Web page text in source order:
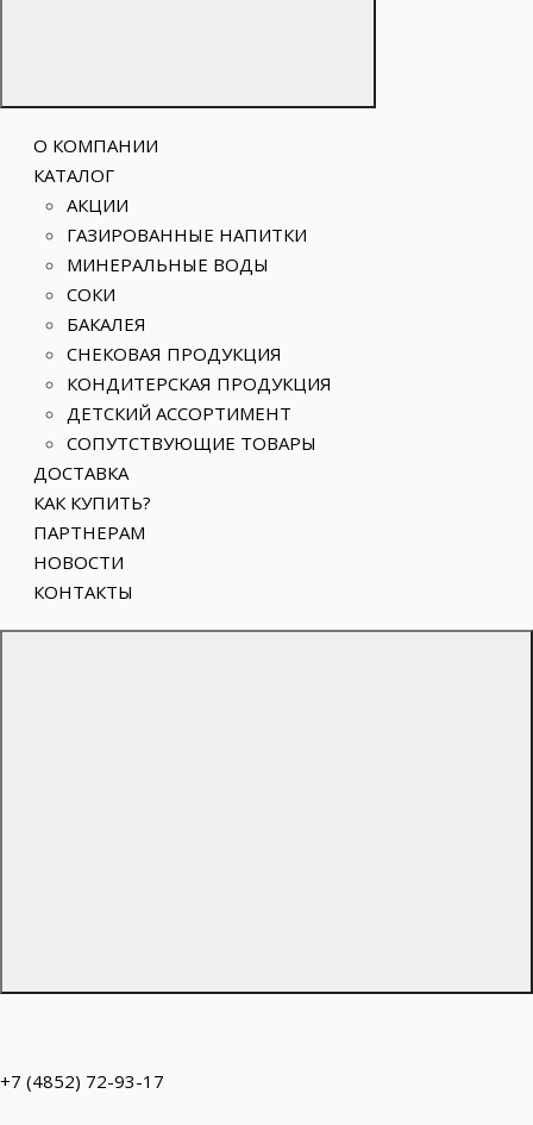
О КОМПАНИИ
КАТАЛОГ
АКЦИИ
ГАЗИРОВАННЫЕ НАПИТКИ
МИНЕРАЛЬНЫЕ ВОДЫ
СОКИ
БАКАЛЕЯ
СНЕКОВАЯ ПРОДУКЦИЯ
КОНДИТЕРСКАЯ ПРОДУКЦИЯ
ДЕТСКИЙ АССОРТИМЕНТ
СОПУТСТВУЮЩИЕ ТОВАРЫ
ДОСТАВКА
КАК КУПИТЬ?
ПАРТНЕРАМ
НОВОСТИ
КОНТАКТЫ
+7 (4852) 72-93-17